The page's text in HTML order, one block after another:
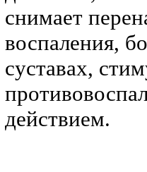
снимает
воспаления,
суставах,
действием.